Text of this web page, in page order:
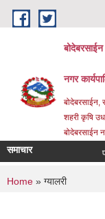
Skip to main content
नगर
बोदेबरसाईन,
शहरी कृषि
बोदेबरसाईन
समाचार
You are
Home » ग्यालरी